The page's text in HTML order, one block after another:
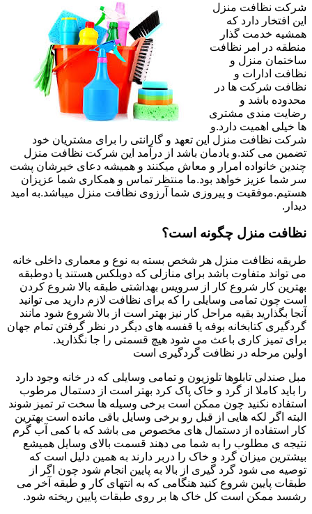
شرکت نظافت منزل
این افتخار دارد که
همشیه خدمت گذار
منطقه در امر نظافت
ساختمان منزل و
نظافت ادارات و
نظافت شرکت ها در
محدوده باشد و
رضایت مندی مشتری
ها خیلی اهمیت دارد.و
شرکت نظافت منزل این تعهد و گارانتی را برای مشتریان خود
تضمین می کند.و یادمان باشد از درآمد این شرکت نظافت منزل
چندین خانواده امرار و معاش میکنند و همیشه دعای خیرشان پشت
سر شما عزیز خواهد بود.ما منتظر تماس و همکاری شما عزیزان
هستیم.موفقیت و پیروزی شما آرزوی نظافت منزل میباشد.به امید
دیدار.
نظافت منزل چگونه است؟
طریقه نظافت منزل هر شخص بسته به نوع و معماری داخلی خانه
می تواند متفاوت باشد برای منازلی که دوبلکس هستند یا دوطبقه
بهترین کار شروع کار از سرویس بهداشتی طبقه بالا شروع کردن
است چون تمامی وسایلی را که برای نظافت لازم دارید می توانید
آنجا بگذارید بقیه مراحل کار نیز بهتر است از بالا شروع شود مانند
گردگیری کتابخانه بوفه یا قفسه های دیگر در نظر گرفتن تمام جهان
برای تمیز کاری باعث می شود هیچ قسمتی را جا نگذارید.
اولین مرحله در نظافت گردگیری است
مبل صندلی تابلوها تلوزیون و تمامی وسایلی که در خانه وجود دارد
را باید کاملا از گرد و خاک پاک کرد بهتر است از دستمال مرطوب
استفاده نکنید چون ممکن است برخی وسیله ها سخت تر تمیز شوند
البته اگر لکه هایی از قبل رو برخی وسایل باقی مانده است بهترین
کار استفاده از دستمال های مخصوص می باشد که با کمی آب گرم
نتیجه ی مطلوب را به شما می دهند قسمت بالای وسایل همیشع
بیشترین میزان گرد و خاک را دربر دارند به همین دلیل است که
توصیه می شود گرد گیری از بالا به پایین انجام شود چون اگر از
طبقات پایین شروع کنید هنگامی که به انتهای کار و طبقه آخر می
رشسد ممکن است کل خاک ها بر روی طبقات پایین ریخته شود.